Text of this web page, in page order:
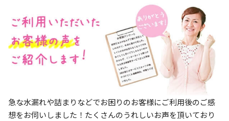
急な水漏れや詰まりなどでお困りのお客様にご利用後のご感
想をお伺いしました！たくさんのうれしいお声を頂いており